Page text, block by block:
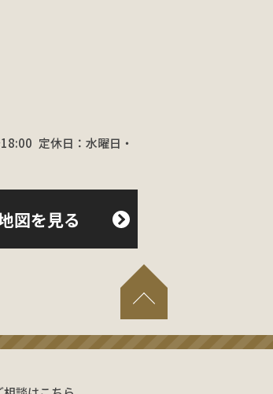
定休日：水曜日・
図を見る